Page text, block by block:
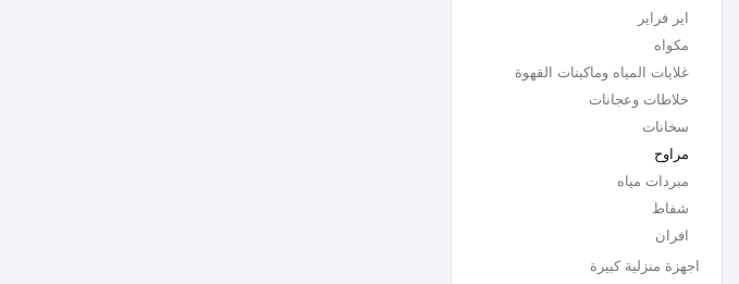
اير فراير
مكواه
غلايات المياه وماكينات القهوة
خلاطات وعجانات
سخانات
مراوح
مبردات مياه
شفاط
افران
اجهزة منزلية كبيرة